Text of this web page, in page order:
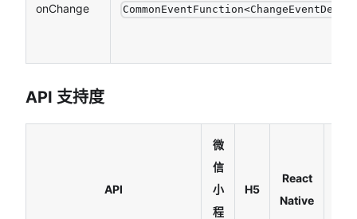
onChange
API 支持度
API
微
信
小
程
H5
React
Native